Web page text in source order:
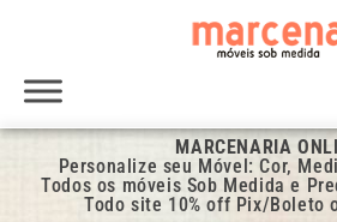
MARCENARIA
Personalize seu Móvel: Cor,
Todos os móveis Sob Medida e
Todo site 10% off Pix/Boleto